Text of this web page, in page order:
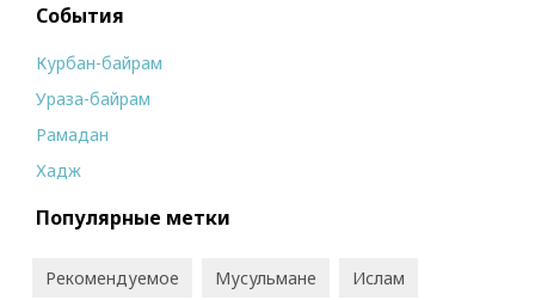
События
Курбан-байрам
Ураза-байрам
Рамадан
Хадж
Популярные метки
Рекомендуемое Мусульмане Ислам